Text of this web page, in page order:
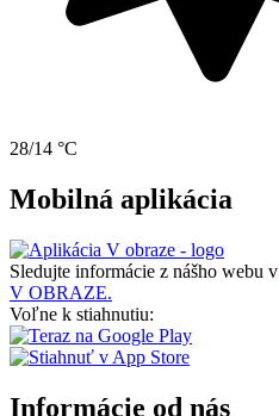
28/14 °C
Mobilná aplikácia
Sledujte informácie z nášho webu v
V OBRAZE.
Voľne k stiahnutiu:
Informácie od nás